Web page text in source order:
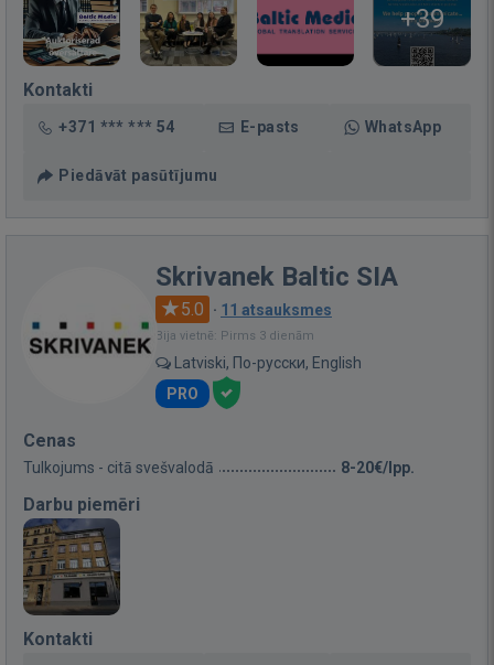
+39
Kontakti
+371 *** *** 54 E-pasts WhatsApp
Piedāvāt pasūtījumu
Skrivanek Baltic SIA
5.0 · 11 atsauksmes
Bija vietnē: Pirms 3 dienām
Latviski, По-русски, English
PRO
Cenas
Tulkojums - citā svešvalodā 8-20€/lpp.
Darbu piemēri
Kontakti